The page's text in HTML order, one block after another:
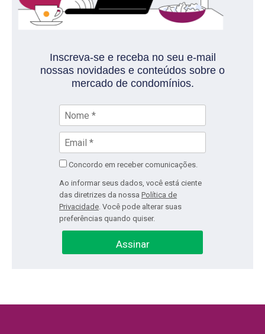
Inscreva-se e receba no seu e-mail
nossas novidades e conteúdos sobre o
mercado de condomínios.
Concordo em receber comunicações.
Ao informar seus dados, você está ciente
das diretrizes da nossa Política de
Privacidade . Você pode alterar suas
preferências quando quiser.
Assinar